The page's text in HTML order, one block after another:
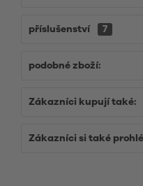
příslušenství 7
podobné zboží:
Zákazníci kupují také:
Zákazníci si také